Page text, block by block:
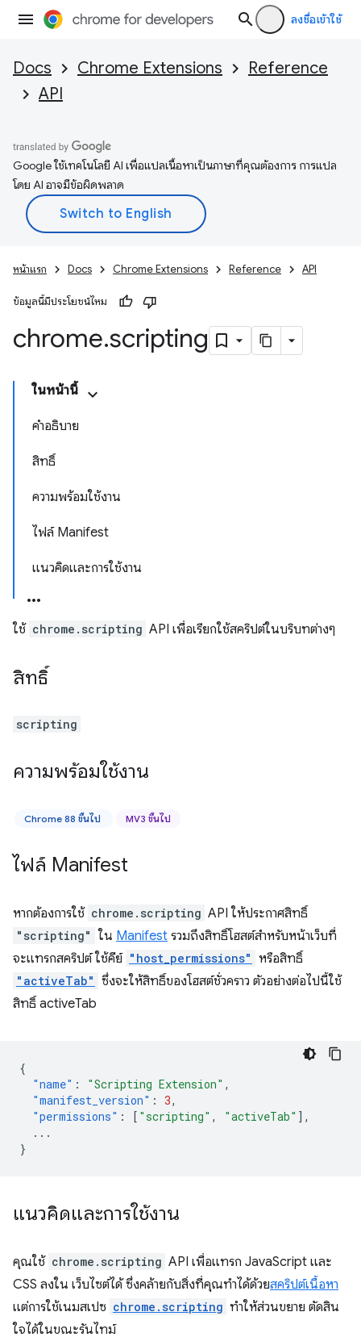
ลงชื่อเข้าใช้
Docs Chrome Extensions
Reference
API
Google ใช้เทคโนโลยี AI เพื่อแปลเนื้อหาเป็นภาษาที่คุณต้องการ การแปล
โดย AI อาจมีข้อผิดพลาด
หน้าแรก Docs Chrome Extensions Reference API
ข้อมูลนี้มีประโยชน์ไหม
chrome.scripting
ในหน้านี้
คำอธิบาย
สิทธิ์
ความพร้อมใช้งาน
ไฟล์ Manifest
แนวคิดและการใช้งาน
ใช้ chrome.scripting API เพื่อเรียกใช้สคริปต์ในบริบทต่างๆ
สิทธิ์
scripting
ความพร้อมใช้งาน
Chrome 88 ขึ้นไป MV3 ขึ้นไป
ไฟล์ Manifest
หากต้องการใช้ chrome.scripting API ให้ประกาศสิทธิ์
"scripting" ใน Manifest รวมถึงสิทธิ์โฮสต์สำหรับหน้าเว็บที่
จะแทรกสคริปต์ ใช้คีย์ "host_permissions" หรือสิทธิ์
"activeTab" ซึ่งจะให้สิทธิ์ของโฮสต์ชั่วคราว ตัวอย่างต่อไปนี้ใช้
สิทธิ์ activeTab
{
"name" : "Scripting Extension" ,
"manifest_version" : 3,
"permissions" : [ "scripting" , "activeTab" ],
...
}
แนวคิดและการใช้งาน
คุณใช้ chrome.scripting API เพื่อแทรก JavaScript และ
CSS ลงใน เว็บไซต์ได้ ซึ่งคล้ายกับสิ่งที่คุณทำได้ด้วยสคริปต์เนื้อหา
แต่การใช้เนมสเปซ chrome.scripting ทำให้ส่วนขยาย ตัดสิน
ใจได้ในขณะรันไทม์